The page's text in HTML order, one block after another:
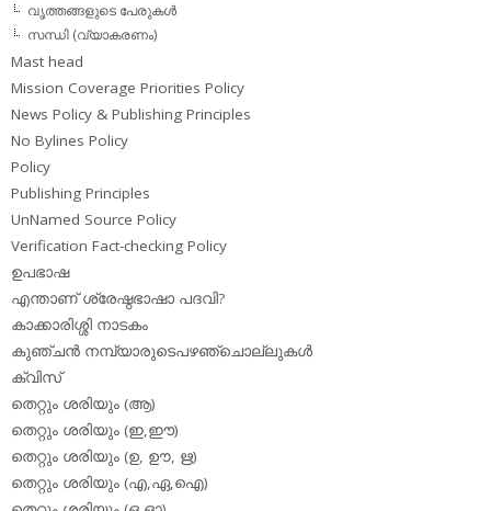
വൃത്തങ്ങളുടെ പേരുകള്‍
സന്ധി (വ്യാകരണം)
Mast head
Mission Coverage Priorities Policy
News Policy & Publishing Principles
No Bylines Policy
Policy
Publishing Principles
UnNamed Source Policy
Verification Fact-checking Policy
ഉപഭാഷ
എന്താണ് ശ്രേഷ്ഠഭാഷാ പദവി?
കാക്കാരിശ്ശി നാടകം
കുഞ്ചന്‍ നമ്പ്യാരുടെപഴഞ്ചൊല്ലുകള്‍
ക്വിസ്
തെറ്റും ശരിയും (ആ)
തെറ്റും ശരിയും (ഇ,ഈ)
തെറ്റും ശരിയും (ഉ, ഊ, ഋ)
തെറ്റും ശരിയും (എ,ഏ,ഐ)